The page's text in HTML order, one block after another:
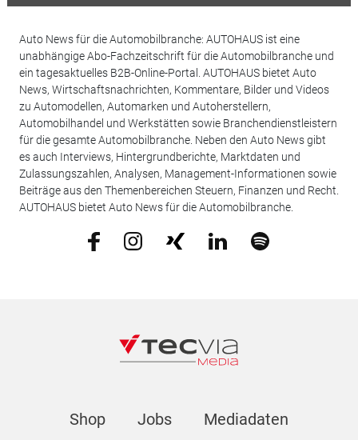
Auto News für die Automobilbranche: AUTOHAUS ist eine
unabhängige Abo-Fachzeitschrift für die Automobilbranche und
ein tagesaktuelles B2B-Online-Portal. AUTOHAUS bietet Auto
News, Wirtschaftsnachrichten, Kommentare, Bilder und Videos
zu Automodellen, Automarken und Autoherstellern,
Automobilhandel und Werkstätten sowie Branchendienstleistern
für die gesamte Automobilbranche. Neben den Auto News gibt
es auch Interviews, Hintergrundberichte, Marktdaten und
Zulassungszahlen, Analysen, Management-Informationen sowie
Beiträge aus den Themenbereichen Steuern, Finanzen und Recht.
AUTOHAUS bietet Auto News für die Automobilbranche.
Shop Jobs Mediadaten